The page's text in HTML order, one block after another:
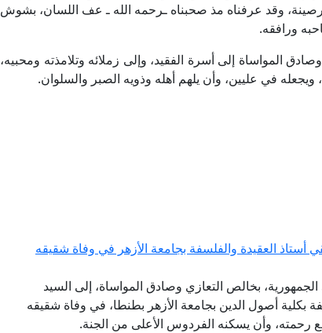
رصينة، وقد عرفناه مذ صحبناه ـرحمه الله ـ عف اللسان، بشوش
ورافقه.
المواساة إلى أسرة الفقيد، وإلى زملائه وتلامذته ومحبيه،
في عليين، وأن يلهم أهله وذويه الصبر والسلوان.
أستاذ العقيدة والفلسفة بجامعة الأزهر في وفاة شقيقه
بخالص التعازي وصادق المواساة، إلى السيد
بكلية أصول الدين بجامعة الأزهر بطنطا، في وفاة شقيقه
رحمته، وأن يسكنه الفردوس الأعلى من الجنة.